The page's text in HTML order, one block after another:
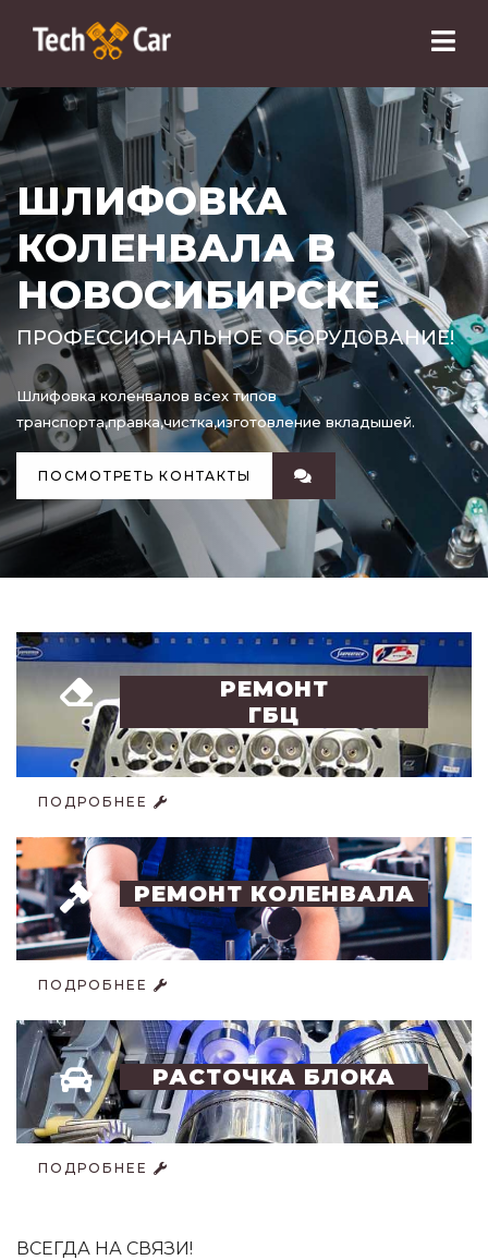
ШЛИФОВКА
КОЛЕНВАЛА В
НОВОСИБИРСКЕ
ПРОФЕССИОНАЛЬНОЕ ОБОРУДОВАНИЕ!
Шлифовка коленвалов всех типов
транспорта,правка,чистка,изготовление вкладышей.
ПОСМОТРЕТЬ КОНТАКТЫ
РЕМОНТ
ГБЦ
ПОДРОБНЕЕ
РЕМОНТ КОЛЕНВАЛА
ПОДРОБНЕЕ
РАСТОЧКА БЛОКА
ПОДРОБНЕЕ
ВСЕГДА НА СВЯЗИ!